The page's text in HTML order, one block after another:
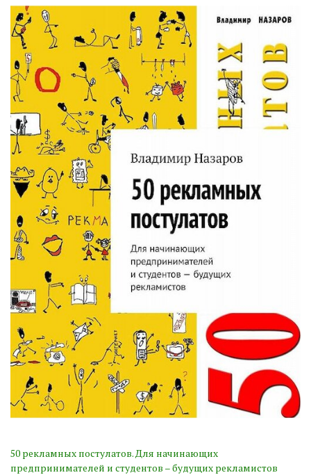
50 рекламных постулатов. Для начинающих
предпринимателей и студентов – будущих рекламистов